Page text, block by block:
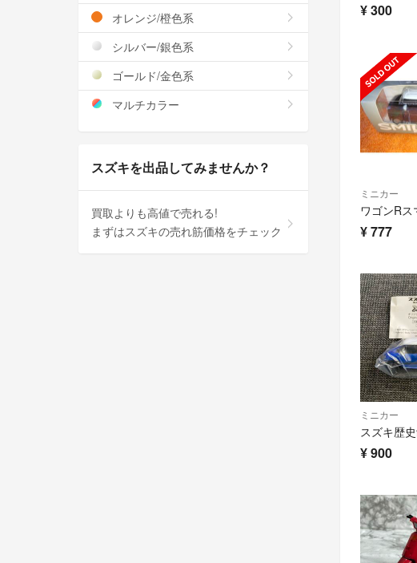
¥300
ミニカー
¥777
ミニカー
¥900
オレンジ/橙色系
シルバー/銀色系
ゴールド/金色系
マルチカラー
スズキを出品してみませんか？
買取よりも高値で売れる!
まずはスズキの売れ筋価格をチェック